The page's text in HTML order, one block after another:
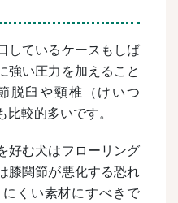
しているケースもしば
強い圧力を加えること
脱臼や頸椎（けいつ
較的多いです。
好む犬はフローリング
膝関節が悪化する恐れ
くい素材にすべきで